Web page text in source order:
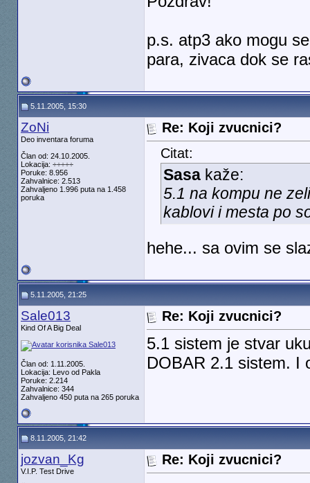
p.s. atp3 ako mogu
para, zivaca dok se
5.11.2005, 15:30
ZoNi
Deo inventara foruma
Član od: 24.10.2005.
Lokacija: ÷÷÷÷÷
Poruke: 8.956
Zahvalnice: 2.513
Zahvaljeno 1.996 puta na 1.458
poruka
Re: Koji zvucnici?
Citat:
Sasakaže:
5.1 na kompu ne
kablovi i mesta po
hehe... sa ovim se
5.11.2005, 21:25
Sale013
Kind Of A Big Deal
Član od: 1.11.2005.
Lokacija: Levo od Pakla
Poruke: 2.214
Zahvalnice: 344
Zahvaljeno 450 puta na 265 poruka
Re: Koji zvucnici?
5.1 sistem je stvar
DOBAR 2.1 sistem. I
8.11.2005, 21:42
jozvan_Kg
V.I.P. Test Drive
Re: Koji zvucnici?